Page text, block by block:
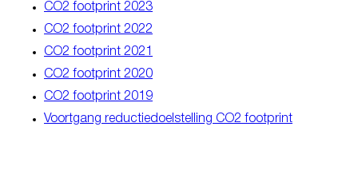
CO2 footprint 2023
CO2 footprint 2022
CO2 footprint 2021
CO2 footprint 2020
CO2 footprint 2019
Voortgang reductiedoelstelling CO2 footprint